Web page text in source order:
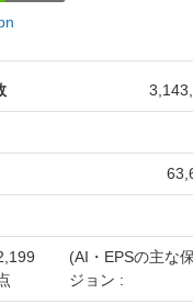
(AI・EPSの主な
ジョン :